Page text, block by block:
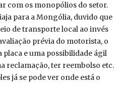
com os monopólios do setor.
para a Mongólia, duvido que
de transporte local ao invés
prévia do motorista, o
placa e uma possibilidade ágil
reclamação, ter reembolso etc.
já se pode ver onde está o